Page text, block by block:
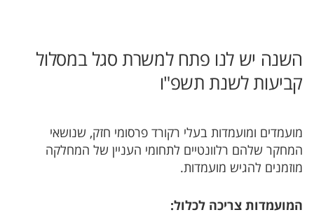
השנה יש לנו פתח למשרת סגל במסלול
קביעות לשנת תשפ"ו
מועמדים ומועמדות בעלי רקורד פרסומי חזק, שנושאי
המחקר שלהם רלוונטיים לתחומי העניין של המחלקה
מוזמנים להגיש מועמדות.
המועמדות צריכה לכלול: